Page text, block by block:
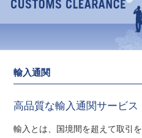
輸入通関
高品質な輸入通関サービス
輸入とは、国境間を超えて取引